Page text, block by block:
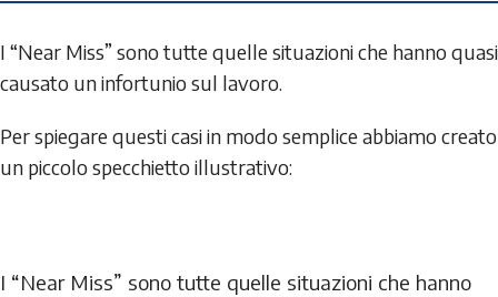
I “Near Miss” sono tutte quelle situazioni che hanno quasi
causato un infortunio sul lavoro.
Per spiegare questi casi in modo semplice abbiamo creato
un piccolo specchietto illustrativo:
I “Near Miss” sono tutte quelle situazioni che hanno